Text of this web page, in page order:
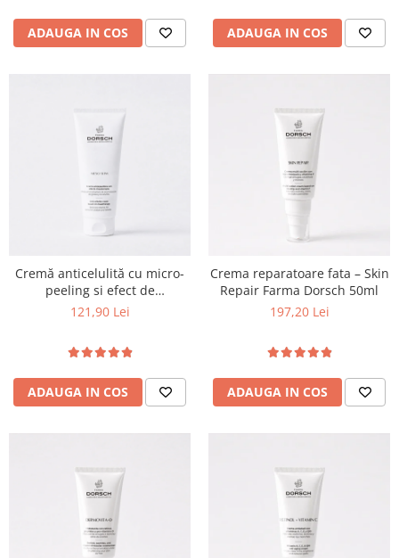
ADAUGA IN COS ADAUGA IN COS
Cremă anticelulită cu micro-
peeling si efect de
mezoterapie
121,90 Lei
ADAUGA IN COS
Crema reparatoare fata – Skin
Repair Farma Dorsch 50ml
197,20 Lei
ADAUGA IN COS